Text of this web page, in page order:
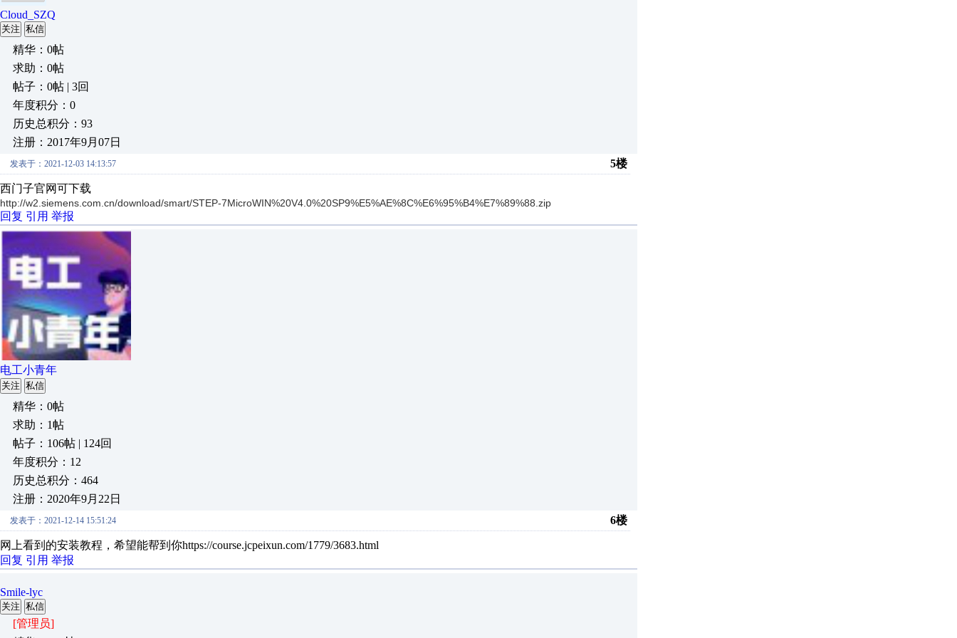
Cloud_SZQ
关注 私信
精华：0帖
求助：0帖
帖子：0帖 | 3回
年度积分：0
历史总积分：93
注册：2017年9月07日
发表于：2021-12-03 14:13:57 5楼
西门子官网可下载
http://w2.siemens.com.cn/download/smart/STEP-7MicroWIN%20V4.0%20SP9%E5%AE%8C%E6%95%B4%E7%89%88.zip
回复 引用 举报
电工小青年
关注 私信
精华：0帖
求助：1帖
帖子：106帖 | 124回
年度积分：12
历史总积分：464
注册：2020年9月22日
发表于：2021-12-14 15:51:24 6楼
网上看到的安装教程，希望能帮到你https://course.jcpeixun.com/1779/3683.html
回复 引用 举报
Smile-lyc
关注 私信
[管理员]